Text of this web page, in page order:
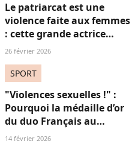
Le patriarcat est une
violence faite aux femmes
: cette grande actrice
française dénonce en
26 février 2026
SPORT
"Violences sexuelles !" :
Pourquoi la médaille d’or
du duo Français au
patinage aux JO fait
14 février 2026